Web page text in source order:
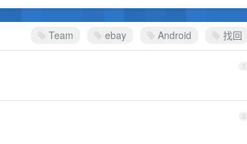
Team ebay Android 找回
1
2